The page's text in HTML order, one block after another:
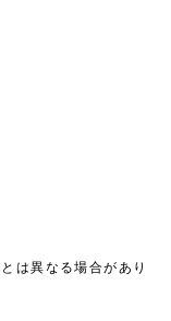
は異なる場合があり